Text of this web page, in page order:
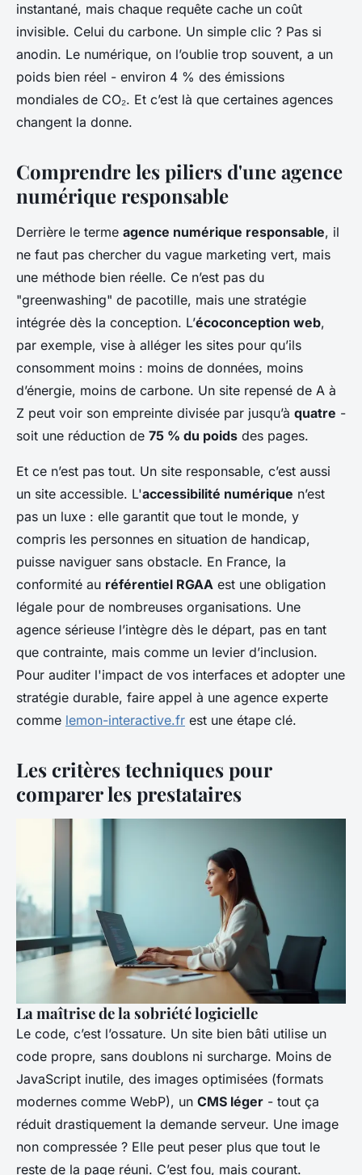
instantané, mais chaque requête cache un coût
invisible. Celui du carbone. Un simple clic ? Pas si
anodin. Le numérique, on l’oublie trop souvent, a un
poids bien réel - environ 4 % des émissions
mondiales de CO₂. Et c’est là que certaines agences
changent la donne.
Comprendre les piliers d'une agence
numérique responsable
Derrière le terme agence numérique responsable, il
ne faut pas chercher du vague marketing vert, mais
une méthode bien réelle. Ce n’est pas du
"greenwashing" de pacotille, mais une stratégie
intégrée dès la conception. L’écoconception web,
par exemple, vise à alléger les sites pour qu’ils
consomment moins : moins de données, moins
d’énergie, moins de carbone. Un site repensé de A à
Z peut voir son empreinte divisée par jusqu’à quatre -
soit une réduction de 75 % du poids des pages.
Et ce n’est pas tout. Un site responsable, c’est aussi
un site accessible. L'accessibilité numérique n’est
pas un luxe : elle garantit que tout le monde, y
compris les personnes en situation de handicap,
puisse naviguer sans obstacle. En France, la
conformité au référentiel RGAA est une obligation
légale pour de nombreuses organisations. Une
agence sérieuse l’intègre dès le départ, pas en tant
que contrainte, mais comme un levier d’inclusion.
Pour auditer l'impact de vos interfaces et adopter une
stratégie durable, faire appel à une agence experte
comme lemon-interactive.fr est une étape clé.
Les critères techniques pour
comparer les prestataires
La maîtrise de la sobriété logicielle
Le code, c’est l’ossature. Un site bien bâti utilise un
code propre, sans doublons ni surcharge. Moins de
JavaScript inutile, des images optimisées (formats
modernes comme WebP), un CMS léger - tout ça
réduit drastiquement la demande serveur. Une image
non compressée ? Elle peut peser plus que tout le
reste de la page réuni. C’est fou, mais courant.